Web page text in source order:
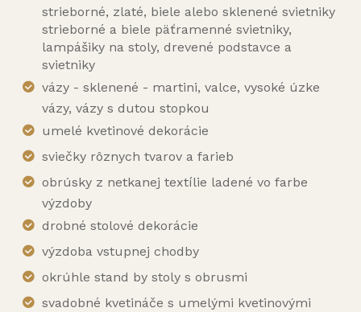
strieborné, zlaté, biele alebo sklenené svietniky
strieborné a biele päťramenné svietniky,
lampášiky na stoly, drevené podstavce a
svietniky
vázy - sklenené - martini, valce, vysoké úzke
vázy, vázy s dutou stopkou
umelé kvetinové dekorácie
sviečky rôznych tvarov a farieb
obrúsky z netkanej textílie ladené vo farbe
výzdoby
drobné stolové dekorácie
výzdoba vstupnej chodby
okrúhle stand by stoly s obrusmi
svadobné kvetináče s umelými kvetinovými